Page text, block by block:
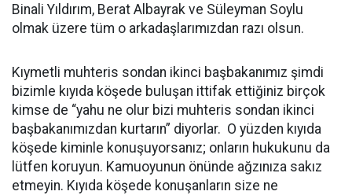
Binali Yıldırım, Berat Albayrak ve Süleyman Soylu
olmak üzere tüm o arkadaşlarımızdan razı olsun.
Kıymetli muhteris sondan ikinci başbakanımız şimdi
bizimle kıyıda köşede buluşan ittifak ettiğiniz birçok
kimse de “yahu ne olur bizi muhteris sondan ikinci
başbakanımızdan kurtarın” diyorlar. O yüzden kıyıda
köşede kiminle konuşuyorsanız; onların hukukunu da
lütfen koruyun. Kamuoyunun önünde ağzınıza sakız
etmeyin. Kıyıda köşede konuşanların size ne